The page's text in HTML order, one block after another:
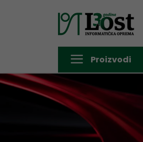
Proizvodi